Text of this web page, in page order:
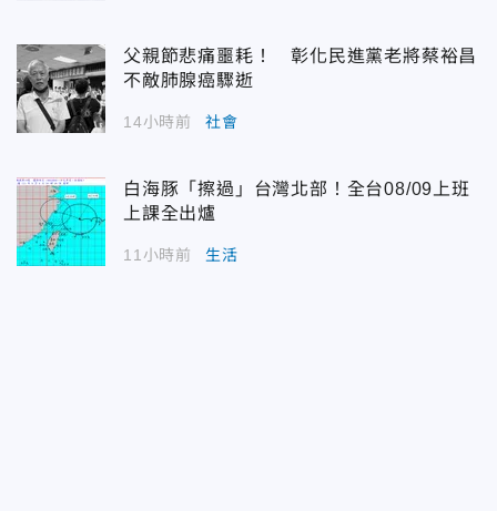
父親節悲痛噩耗！ 彰化民進黨老將蔡裕昌
不敵肺腺癌驟逝
14小時前 社會
白海豚「擦過」台灣北部！全台08/09上班
上課全出爐
11小時前 生活